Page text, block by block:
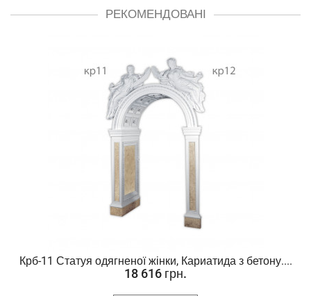
РЕКОМЕНДОВАНІ
Крб-11 Статуя одягненої жінки, Кариатида з бетону....
18 616 грн.